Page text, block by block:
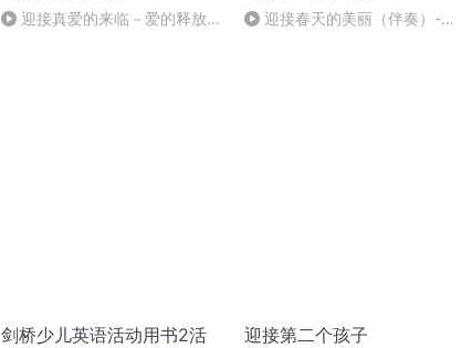
迎接真爱的来临－爱的释放和
迎接春天的美丽（伴奏）-张
剑桥少儿英语活动用书2活
迎接第二个孩子